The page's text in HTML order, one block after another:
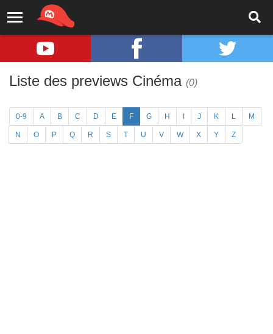
Liste des previews Cinéma (0)
0-9 A B C D E F G H J K L M
N O P Q R S T U V W X Y Z